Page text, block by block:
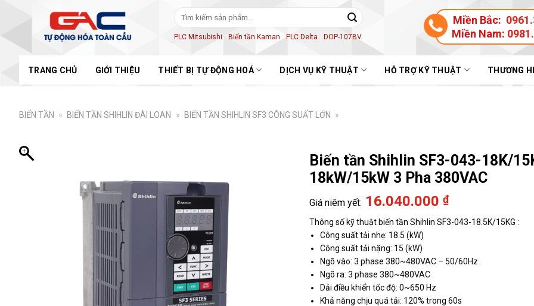
content
PLC Mitsubishi
Biến tần Kaman PLC Delta DOP-107BV
Miền Bắc:
Miền Nam:
TRANG CHỦ GIỚI THIỆU THIẾT BỊ TỰ ĐỘNG HOÁ DỊCH VỤ KỸ THUẬT HỖ TRỢ KỸ THUẬT THƯƠNG
BIẾN TẦN » BIẾN TẦN SHIHLIN ĐÀI LOAN » BIẾN TẦN SHIHLIN SF3 CÔNG SUẤT LỚN »
Biến tần Shihlin SF3-043-18K/
18kW/15kW 3 Pha 380VAC
16.040.000 ₫
Thông số kỹ thuật biến tần Shihlin SF3-043-18.5K/15KG :
Công suất tải nhẹ: 18.5 (kW)
Công suất tải nặng: 15 (kW)
Ngõ vào: 3 phase 380~480VAC – 50/60Hz
Ngõ ra: 3 phase 380~480VAC
Dải điều khiển tốc độ: 0~650 Hz
Khả năng chịu quá tải: 120% trong 60s